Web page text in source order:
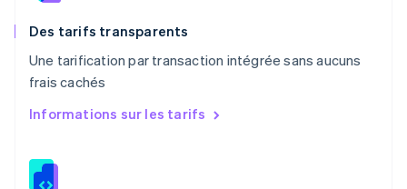
Des tarifs transparents
Une tarification par transaction intégrée sans aucuns
frais cachés
Informations sur les tarifs
English
PortuguêsEnglish
R.A.S. de Hong Kong, Chine
English
Roumanie